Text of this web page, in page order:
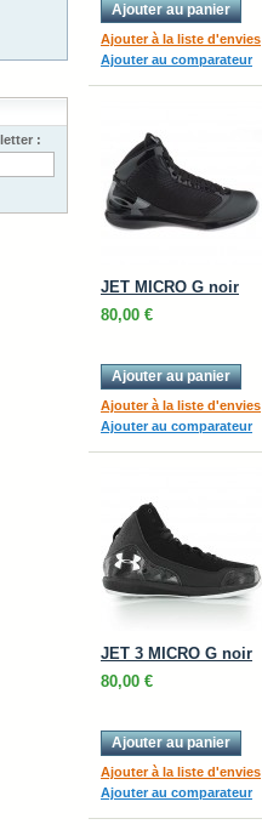
Ajouter au panier
Ajouter à la liste d'envies
Ajouter au comparateur
JET MICRO G noir
80,00 €
Ajouter au panier
Ajouter à la liste d'envies
Ajouter au comparateur
JET 3 MICRO G noir
80,00 €
Ajouter au panier
Ajouter à la liste d'envies
Ajouter au comparateur
: